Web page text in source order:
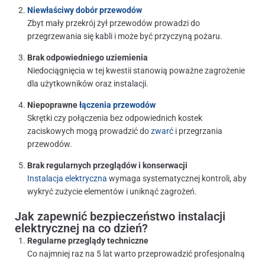
Niewłaściwy dobór przewodów
Zbyt mały przekrój żył przewodów prowadzi do
przegrzewania się kabli i może być przyczyną pożaru.
Brak odpowiedniego uziemienia
Niedociągnięcia w tej kwestii stanowią poważne zagrożenie
dla użytkowników oraz instalacji.
Niepoprawnełączenia przewodów
Skrętki czy połączenia bez odpowiednich kostek
zaciskowych mogą prowadzić dozwarć i przegrzania
przewodów.
Brak regularnych przeglądów i konserwacji
Instalacja elektryczna wymaga systematycznej kontroli, aby
wykryć zużycie elementów i uniknąć zagrożeń.
Jak zapewnić bezpieczeństwo instalacji
elektrycznej na co dzień?
Regularne przeglądy techniczne
Co najmniej raz na 5 lat warto przeprowadzić profesjonalną